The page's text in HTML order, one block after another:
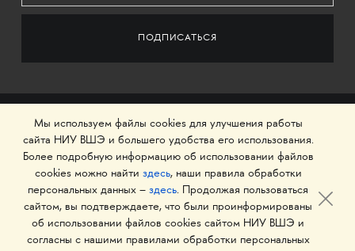
© 1993–2026 Национальный исследовательский
Мы используем файлы cookies для улучшения работы
сайта НИУ ВШЭ и большего удобства его использования.
Более подробную информацию об использовании файлов
cookies можно найти здесь, наши правила обработки
персональных данных – здесь. Продолжая пользоваться
сайтом, вы подтверждаете, что были проинформированы
об использовании файлов cookies сайтом НИУ ВШЭ и
согласны с нашими правилами обработки персональных